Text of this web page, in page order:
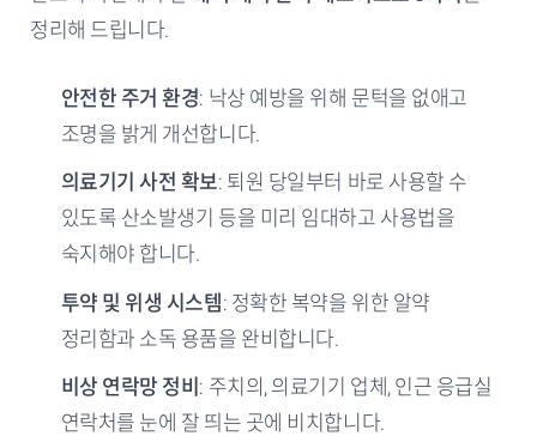
정리해 드립니다.
안전한 주거 환경: 낙상 예방을 위해 문턱을 없애고
조명을 밝게 개선합니다.
의료기기 사전 확보: 퇴원 당일부터 바로 사용할 수
있도록 산소발생기 등을 미리 임대하고 사용법을
숙지해야 합니다.
투약 및 위생 시스템: 정확한 복약을 위한 알약
정리함과 소독 용품을 완비합니다.
비상 연락망 정비 : 주치의, 의료기기 업체, 인근 응급실
연락처를 눈에 잘 띄는 곳에 비치합니다.